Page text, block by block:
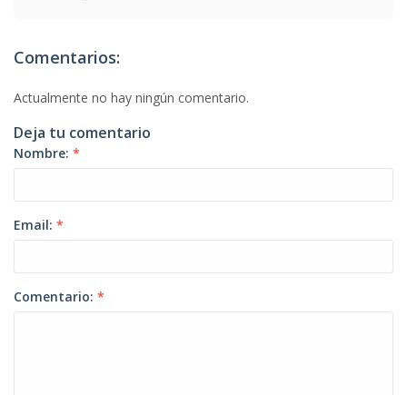
Comentarios:
Actualmente no hay ningún comentario.
Deja tu comentario
Nombre: *
Email: *
Comentario: *